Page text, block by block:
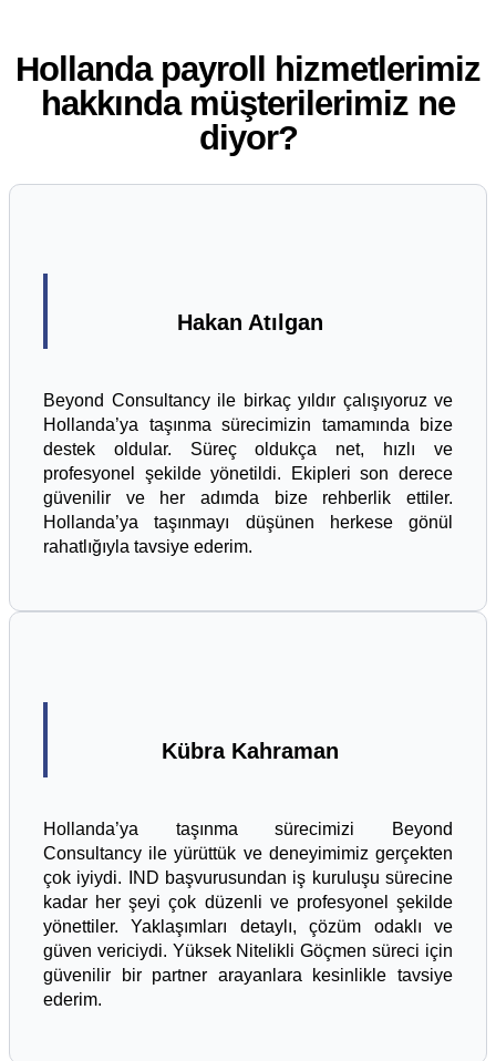
Hollanda payroll hizmetlerimiz
hakkında müşterilerimiz ne
diyor?
Hakan Atılgan
Beyond Consultancy ile birkaç yıldır çalışıyoruz ve
Hollanda’ya taşınma sürecimizin tamamında bize
destek oldular. Süreç oldukça net, hızlı ve
profesyonel şekilde yönetildi. Ekipleri son derece
güvenilir ve her adımda bize rehberlik ettiler.
Hollanda’ya taşınmayı düşünen herkese gönül
rahatlığıyla tavsiye ederim.
Kübra Kahraman
Hollanda’ya taşınma sürecimizi Beyond
Consultancy ile yürüttük ve deneyimimiz gerçekten
çok iyiydi. IND başvurusundan iş kuruluşu sürecine
kadar her şeyi çok düzenli ve profesyonel şekilde
yönettiler. Yaklaşımları detaylı, çözüm odaklı ve
güven vericiydi. Yüksek Nitelikli Göçmen süreci için
güvenilir bir partner arayanlara kesinlikle tavsiye
ederim.